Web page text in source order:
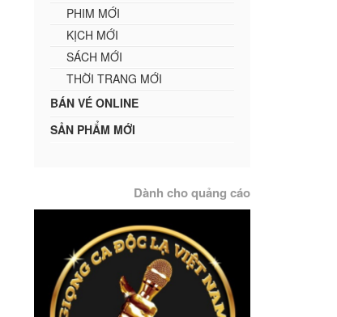
PHIM MỚI
KỊCH MỚI
SÁCH MỚI
THỜI TRANG MỚI
BÁN VÉ ONLINE
SẢN PHẨM MỚI
Dành cho quảng cáo